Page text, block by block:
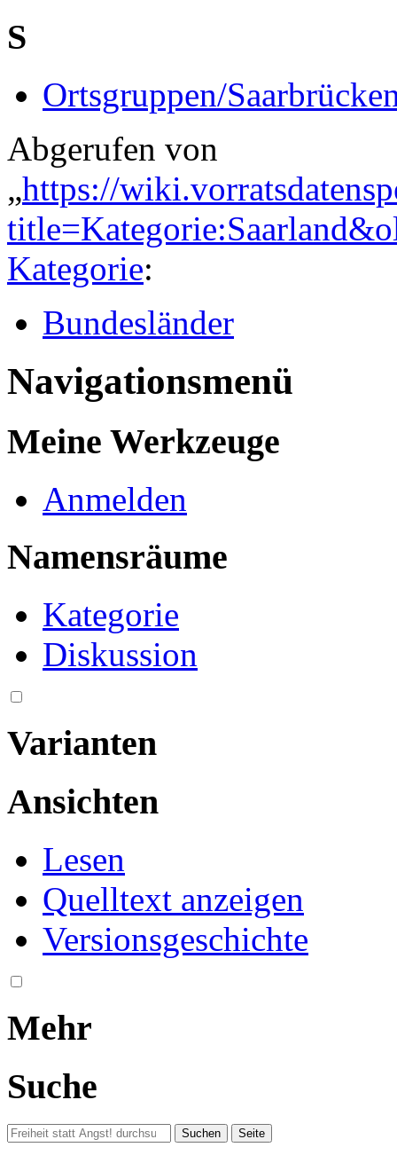
S
Ortsgruppen/
Abgerufen von
„https://
Kategorie:
Bundesländer
Navigationsmenü
Meine Werkzeuge
Anmelden
Namensräume
Kategorie
Diskussion
Varianten
Ansichten
Lesen
Quelltext anzeigen
Versionsgeschichte
Mehr
Suche